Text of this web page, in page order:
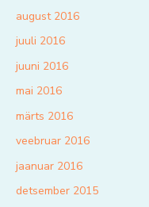
august 2016
juuli 2016
juuni 2016
mai 2016
märts 2016
veebruar 2016
jaanuar 2016
detsember 2015